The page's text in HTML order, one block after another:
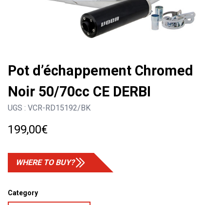
Pot d’échappement Chromed
Noir 50/70cc CE DERBI
UGS : VCR-RD15192/BK
199,00€
WHERE TO BUY?
Category